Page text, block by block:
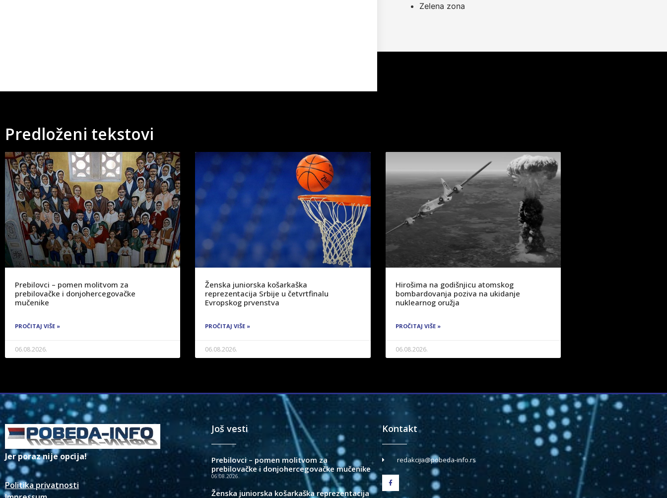
Zelena zona
Predloženi tekstovi
Prebilovci – pomen molitvom za
prebilovačke i donjohercegovačke
mučenike
PROČITAJ VIŠE »
06.08.2026.
Ženska juniorska košarkaška
reprezentacija Srbije u četvrtfinalu
Evropskog prvenstva
PROČITAJ VIŠE »
06.08.2026.
Hirošima na godišnjicu atomskog
bombardovanja poziva na ukidanje
nuklearnog oružja
PROČITAJ VIŠE »
06.08.2026.
Jer poraz nije opcija!
Politika privatnosti
Još vesti
Prebilovci – pomen molitvom za
prebilovačke i donjohercegovačke mučenike
06.08.2026.
Ženska juniorska košarkaška reprezentacija
Kontakt
redakcija@pobeda-info.rs